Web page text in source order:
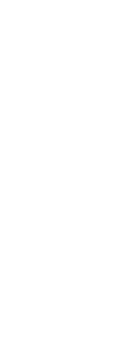
välilehteen
välilehteen